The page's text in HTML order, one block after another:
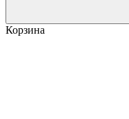
Корзина